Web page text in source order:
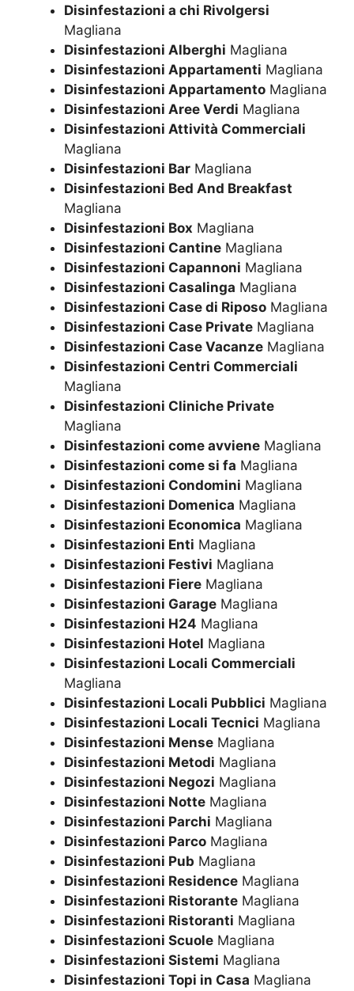
Disinfestazioni a chi Rivolgersi
Magliana
Disinfestazioni Alberghi Magliana
Disinfestazioni Appartamenti Magliana
Disinfestazioni Appartamento Magliana
Disinfestazioni Aree Verdi Magliana
Disinfestazioni Attività Commerciali
Magliana
Disinfestazioni Bar Magliana
Disinfestazioni Bed And Breakfast
Magliana
Disinfestazioni Box Magliana
Disinfestazioni Cantine Magliana
Disinfestazioni Capannoni Magliana
Disinfestazioni Casalinga Magliana
Disinfestazioni Case di Riposo Magliana
Disinfestazioni Case Private Magliana
Disinfestazioni Case Vacanze Magliana
Disinfestazioni Centri Commerciali
Magliana
Disinfestazioni Cliniche Private
Magliana
Disinfestazioni come avviene Magliana
Disinfestazioni come si fa Magliana
Disinfestazioni Condomini Magliana
Disinfestazioni Domenica Magliana
Disinfestazioni Economica Magliana
Disinfestazioni Enti Magliana
Disinfestazioni Festivi Magliana
Disinfestazioni Fiere Magliana
Disinfestazioni Garage Magliana
Disinfestazioni H24 Magliana
Disinfestazioni Hotel Magliana
Disinfestazioni Locali Commerciali
Magliana
Disinfestazioni Locali Pubblici Magliana
Disinfestazioni Locali Tecnici Magliana
Disinfestazioni Mense Magliana
Disinfestazioni Metodi Magliana
Disinfestazioni Negozi Magliana
Disinfestazioni Notte Magliana
Disinfestazioni Parchi Magliana
Disinfestazioni Parco Magliana
Disinfestazioni Pub Magliana
Disinfestazioni Residence Magliana
Disinfestazioni Ristorante Magliana
Disinfestazioni Ristoranti Magliana
Disinfestazioni Scuole Magliana
Disinfestazioni Sistemi Magliana
Disinfestazioni Topi in Casa Magliana